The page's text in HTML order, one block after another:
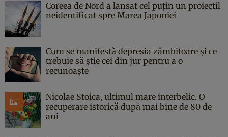
Coreea de Nord a lansat cel puțin un proiectil
neidentificat spre Marea Japoniei
Cum se manifestă depresia zâmbitoare și ce
trebuie să știe cei din jur pentru a o
recunoaște
Nicolae Stoica, ultimul mare interbelic. O
recuperare istorică după mai bine de 80 de
ani